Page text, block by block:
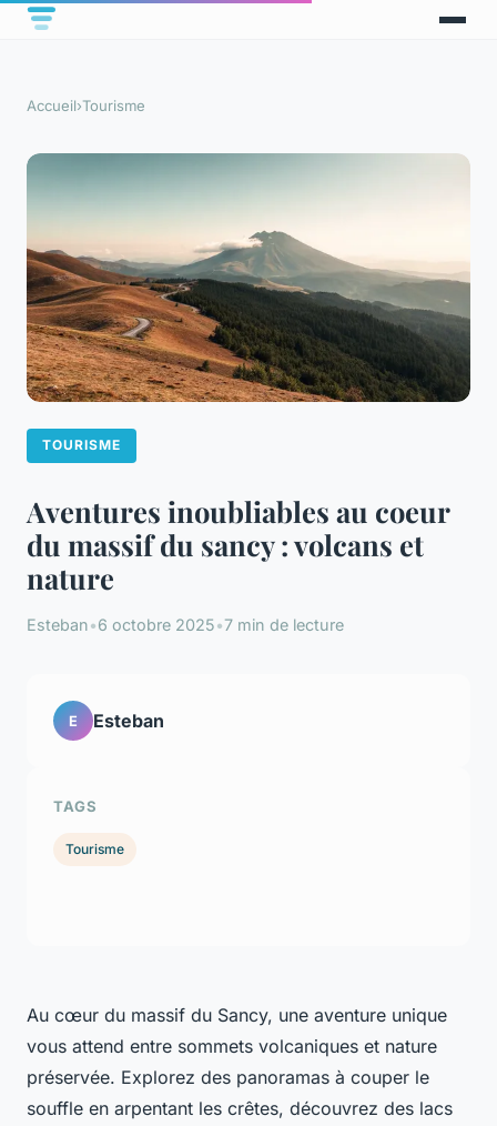
Accueil›Tourisme
TOURISME
Aventures inoubliables au coeur
du massif du sancy : volcans et
nature
Esteban•6 octobre 2025•7 min de lecture
Au cœur du massif du Sancy, une aventure unique
vous attend entre sommets volcaniques et nature
préservée. Explorez des panoramas à couper le
souffle en arpentant les crêtes, découvrez des lacs
E Esteban
TAGS
Tourisme